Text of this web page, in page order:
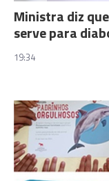
Ministra diz
serve para
19:34